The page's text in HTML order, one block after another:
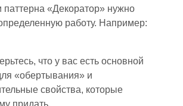
паттерна «Декоратор» нужно
работу. Например:
что у вас есть основной
«обертывания» и
свойства, которые
придать.